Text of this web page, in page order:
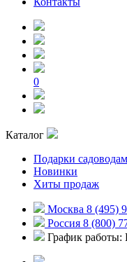
0
Каталог
Подарки садоводам
Новинки
Хиты продаж
Москва 8 (495)
Россия 8 (800)
График работы: